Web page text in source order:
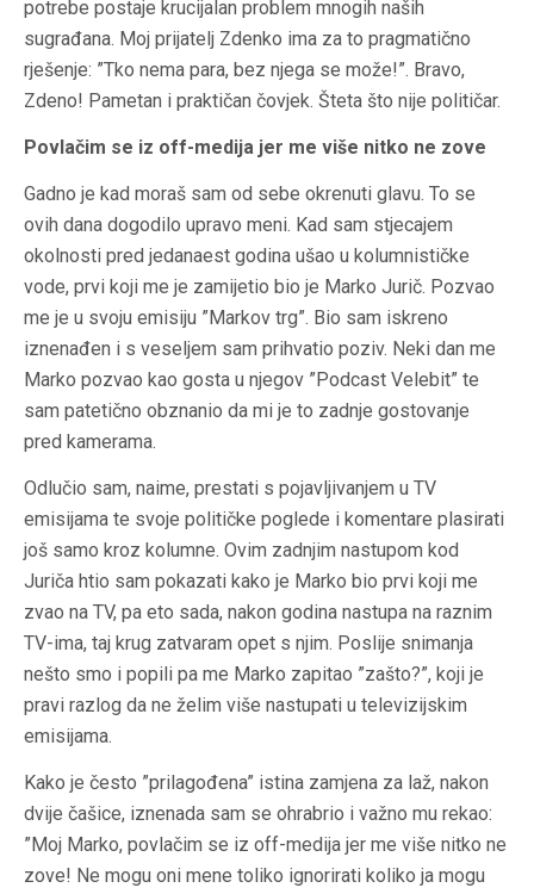
potrebe postaje krucijalan problem mnogih naših
sugrađana. Moj prijatelj Zdenko ima za to pragmatično
rješenje: ”Tko nema para, bez njega se može!”. Bravo,
Zdeno! Pametan i praktičan čovjek. Šteta što nije političar.
Povlačim se iz off-medija jer me više nitko ne zove
Gadno je kad moraš sam od sebe okrenuti glavu. To se
ovih dana dogodilo upravo meni. Kad sam stjecajem
okolnosti pred jedanaest godina ušao u kolumnističke
vode, prvi koji me je zamijetio bio je Marko Jurič. Pozvao
me je u svoju emisiju ”Markov trg”. Bio sam iskreno
iznenađen i s veseljem sam prihvatio poziv. Neki dan me
Marko pozvao kao gosta u njegov ”Podcast Velebit” te
sam patetično obznanio da mi je to zadnje gostovanje
pred kamerama.
Odlučio sam, naime, prestati s pojavljivanjem u TV
emisijama te svoje političke poglede i komentare plasirati
još samo kroz kolumne. Ovim zadnjim nastupom kod
Juriča htio sam pokazati kako je Marko bio prvi koji me
zvao na TV, pa eto sada, nakon godina nastupa na raznim
TV-ima, taj krug zatvaram opet s njim. Poslije snimanja
nešto smo i popili pa me Marko zapitao ”zašto?”, koji je
pravi razlog da ne želim više nastupati u televizijskim
emisijama.
Kako je često ”prilagođena” istina zamjena za laž, nakon
dvije čašice, iznenada sam se ohrabrio i važno mu rekao:
”Moj Marko, povlačim se iz off-medija jer me više nitko ne
zove! Ne mogu oni mene toliko ignorirati koliko ja mogu